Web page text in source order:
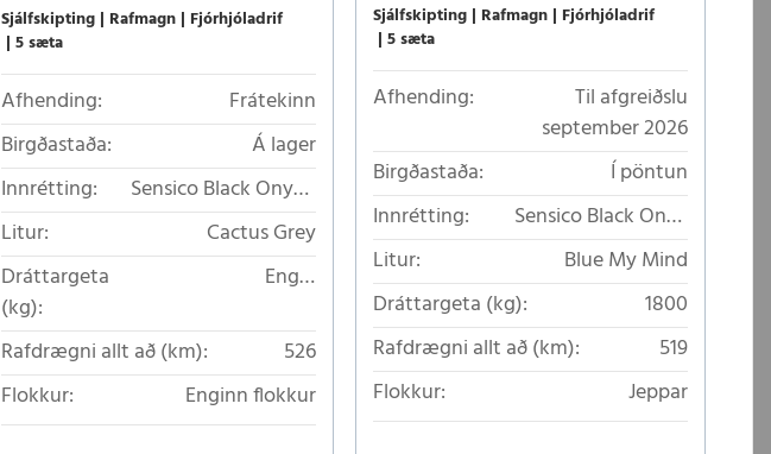
Sjálfskipting Rafmagn Fjórhjóladrif
5 sæta
Afhending:
Frátekinn
Birgðastaða:
Á lager
Innrétting:
Sensico Black Onyx -
leðurlíki á slitflötum
Litur:
Cactus Grey
Dráttargeta
(kg):
Engin
Rafdrægni allt að (km):
526
Flokkur:
Enginn flokkur
Sjálfskipting Rafmagn Fjórhjóladrif
5 sæta
Afhending:
Til afgreiðslu
september 2026
Birgðastaða:
Í pöntun
Innrétting:
Sensico Black Onyx
leðurlíki
Litur:
Blue My Mind
Dráttargeta (kg):
1800
Rafdrægni allt að (km):
519
Flokkur:
Jeppar